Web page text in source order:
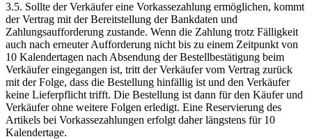
3.5. Sollte der Verkäufer eine Vorkassezahlung ermöglichen, kommt
der Vertrag mit der Bereitstellung der Bankdaten und
Zahlungsaufforderung zustande. Wenn die Zahlung trotz Fälligkeit
auch nach erneuter Aufforderung nicht bis zu einem Zeitpunkt von
10 Kalendertagen nach Absendung der Bestellbestätigung beim
Verkäufer eingegangen ist, tritt der Verkäufer vom Vertrag zurück
mit der Folge, dass die Bestellung hinfällig ist und den Verkäufer
keine Lieferpflicht trifft. Die Bestellung ist dann für den Käufer und
Verkäufer ohne weitere Folgen erledigt. Eine Reservierung des
Artikels bei Vorkassezahlungen erfolgt daher längstens für 10
Kalendertage.